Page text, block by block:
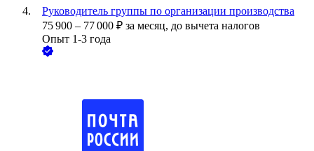
Руководитель группы по организации производства
75 900 – 77 000 ₽ за месяц, до вычета налогов
Опыт 1-3 года